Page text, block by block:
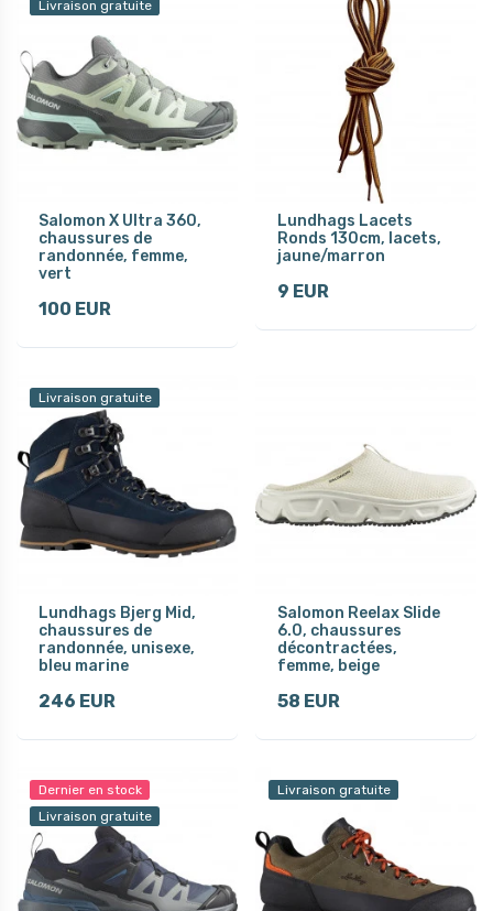
Livraison gratuite
Salomon X Ultra 360,
chaussures de
randonnée, femme,
vert
100 EUR
Lundhags Lacets
Ronds 130cm, lacets,
jaune/marron
9 EUR
Livraison gratuite
Lundhags Bjerg Mid,
chaussures de
randonnée, unisexe,
bleu marine
246 EUR
Salomon Reelax Slide
6.0, chaussures
décontractées,
femme, beige
58 EUR
Dernier en stock
Livraison gratuite
Livraison gratuite